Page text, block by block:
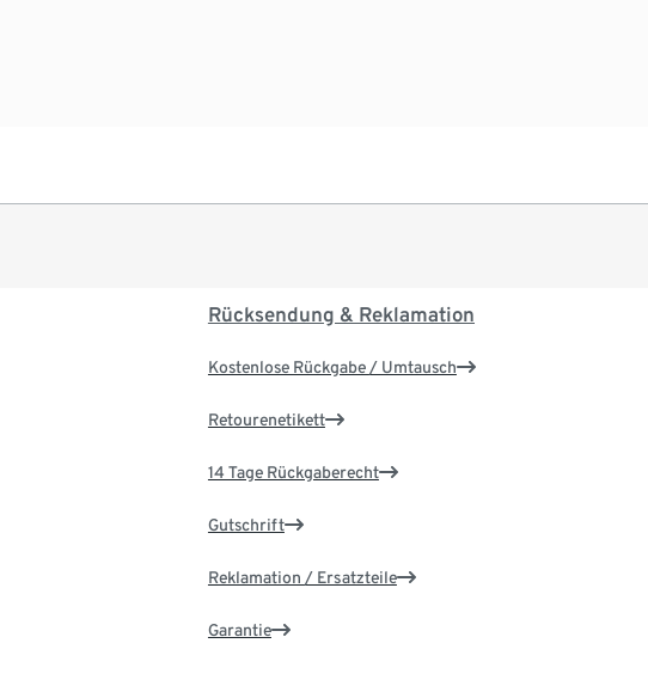
Rücksendung & Reklamation
Kostenlose Rückgabe / Umtausch
Retourenetikett
14 Tage Rückgaberecht
Gutschrift
Reklamation / Ersatzteile
Garantie